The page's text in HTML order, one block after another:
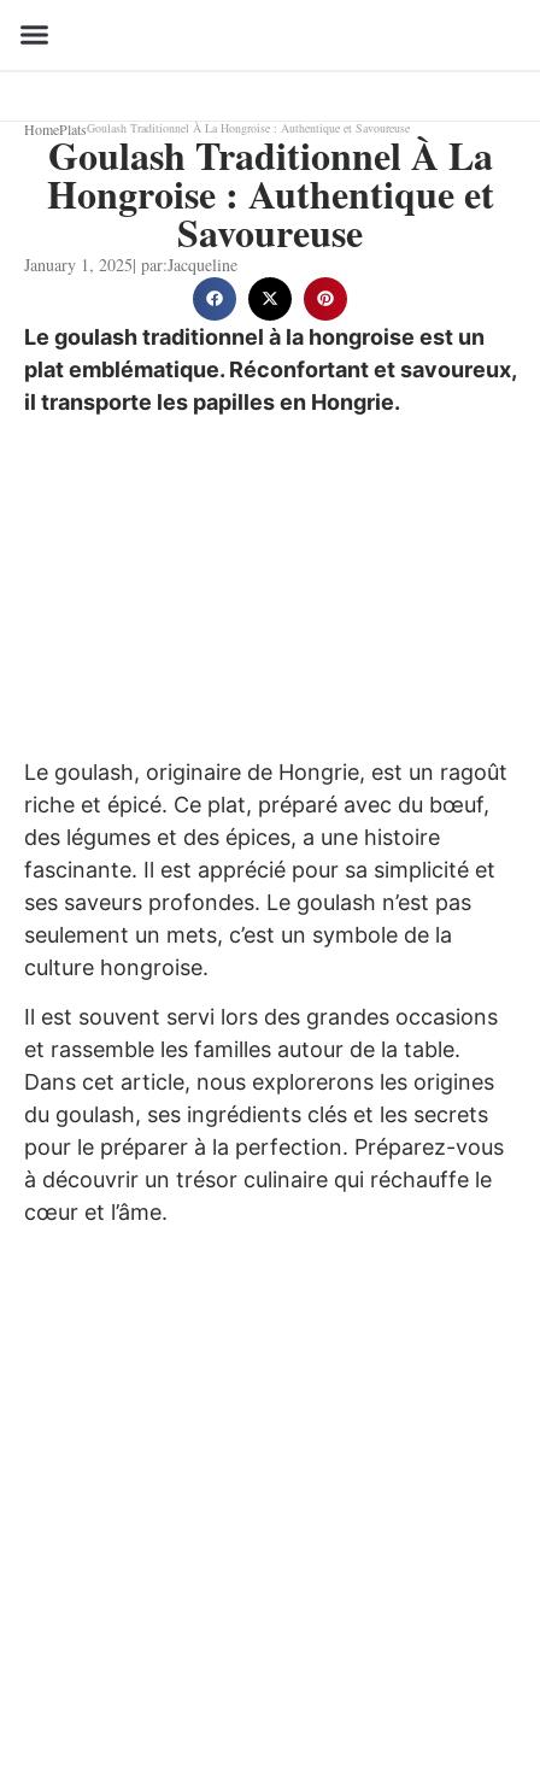
HomePlatsGoulash Traditionnel À La Hongroise : Authentique et Savoureuse
Goulash Traditionnel À La
Hongroise : Authentique et
Savoureuse
January 1, 2025| par:Jacqueline
Le goulash traditionnel à la hongroise est un
plat emblématique. Réconfortant et savoureux,
il transporte les papilles en Hongrie.
Le goulash, originaire de Hongrie, est un ragoût
riche et épicé. Ce plat, préparé avec du bœuf,
des légumes et des épices, a une histoire
fascinante. Il est apprécié pour sa simplicité et
ses saveurs profondes. Le goulash n’est pas
seulement un mets, c’est un symbole de la
culture hongroise.
Il est souvent servi lors des grandes occasions
et rassemble les familles autour de la table.
Dans cet article, nous explorerons les origines
du goulash, ses ingrédients clés et les secrets
pour le préparer à la perfection. Préparez-vous
à découvrir un trésor culinaire qui réchauffe le
cœur et l’âme.